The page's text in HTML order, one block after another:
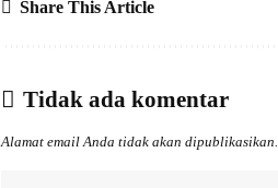
Share This Article
Tidak ada komentar
Alamat email Anda tidak akan dipublikasikan.